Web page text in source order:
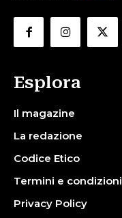
Esplora
Il magazine
La redazione
Codice Etico
Termini e condizioni
Privacy Policy